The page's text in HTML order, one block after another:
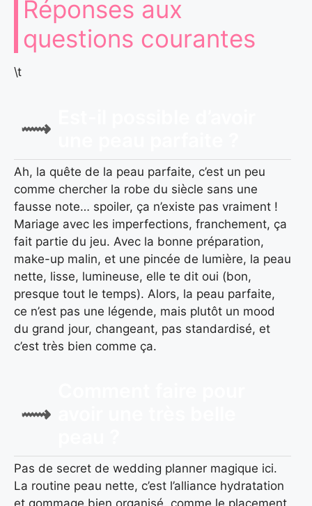
Réponses aux
questions courantes
\t
Ah, la quête de la peau parfaite, c’est un peu
comme chercher la robe du siècle sans une
fausse note… spoiler, ça n’existe pas vraiment !
Mariage avec les imperfections, franchement, ça
fait partie du jeu. Avec la bonne préparation,
make-up malin, et une pincée de lumière, la peau
nette, lisse, lumineuse, elle te dit oui (bon,
presque tout le temps). Alors, la peau parfaite,
ce n’est pas une légende, mais plutôt un mood
du grand jour, changeant, pas standardisé, et
c’est très bien comme ça.
Pas de secret de wedding planner magique ici.
La routine peau nette, c’est l’alliance hydratation